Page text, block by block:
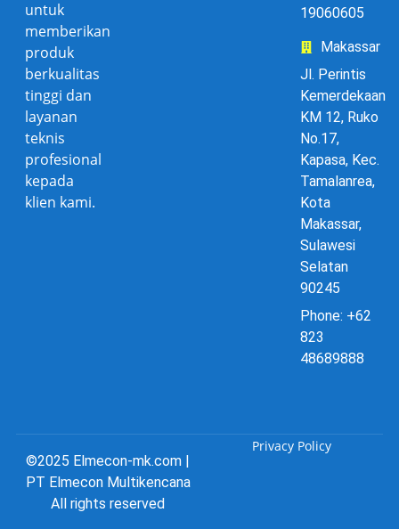
untuk
memberikan
produk
berkualitas
tinggi dan
layanan
teknis
profesional
kepada
klien kami.
19060605
Makassar
Jl. Perintis
Kemerdekaan
KM 12, Ruko
No.17,
Kapasa, Kec.
Tamalanrea,
Kota
Makassar,
Sulawesi
Selatan
90245
Phone: +62
823
48689888
©2025 Elmecon-mk.com |
PT Elmecon Multikencana
All rights reserved
Privacy Policy